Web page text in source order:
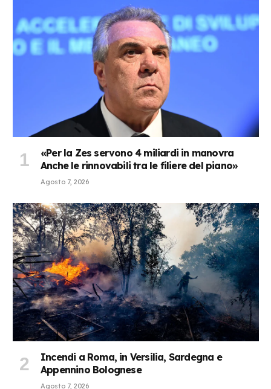
«Per la Zes servono 4 miliardi in manovra
Anche le rinnovabili tra le filiere del piano»
Agosto 7, 2026
Incendi a Roma, in Versilia, Sardegna e
Appennino Bolognese
Agosto 7, 2026